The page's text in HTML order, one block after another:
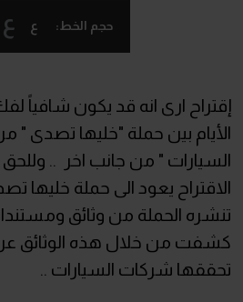
حجم الخط: ع ع
إقتراح ارى انه قد يكون شافياً
الأيام بين حملة "خليها تصدى "
السيارات " من جانب اخر ..
الاقتراح يعود الى حملة خليها
تنشره الحملة من وثائق
كشفت من خلال هذه الوثائق عن
تحققها شركات السيارات ..